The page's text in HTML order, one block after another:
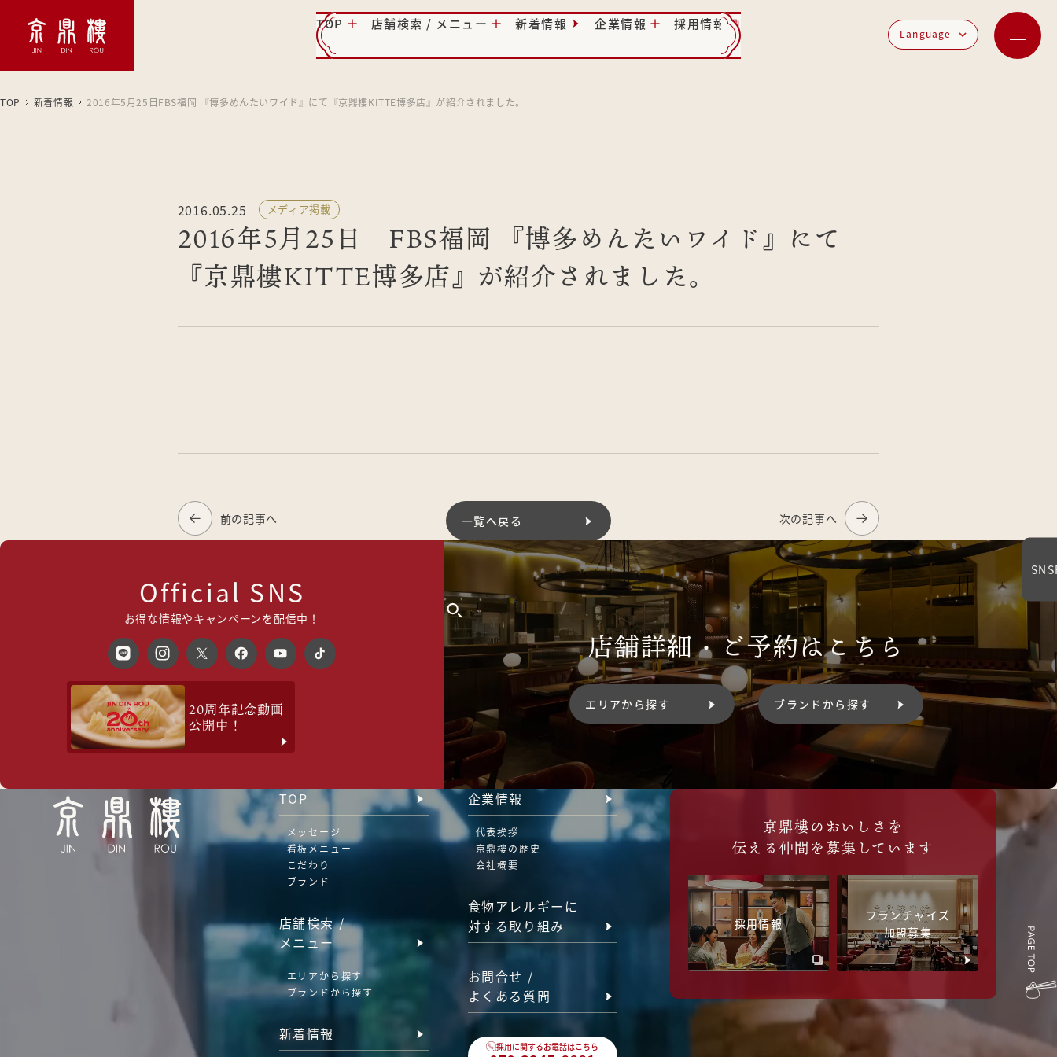
TOP 店舗検索 / メニュー 新着情報 企業情報 採用情報
Language
SNS
TOP 新着情報 2016年5月25日FBS福岡 『博多めんたいワイド』にて『京鼎樓KITTE博多店』が紹介されました。
2016.05.25 メディア掲載
2016年5月25日 FBS福岡 『博多めんたいワイド』にて
『京鼎樓KITTE博多店』が紹介されました。
前の記事へ 一覧へ戻る 次の記事へ
Official SNS
お得な情報やキャンペーンを配信中！
20周年記念動画
公開中！
店舗詳細・ご予約はこちら
エリアから探す ブランドから探す
TOP
メッセージ
看板メニュー
こだわり
ブランド
店舗検索 /
メニュー
エリアから探す
ブランドから探す
新着情報
企業情報
代表挨拶
京鼎樓の歴史
会社概要
食物アレルギーに
対する取り組み
お問合せ /
よくある質問
採用に関するお電話はこちら
京鼎樓のおいしさを
伝える仲間を募集しています
採用情報
フランチャイズ
加盟募集